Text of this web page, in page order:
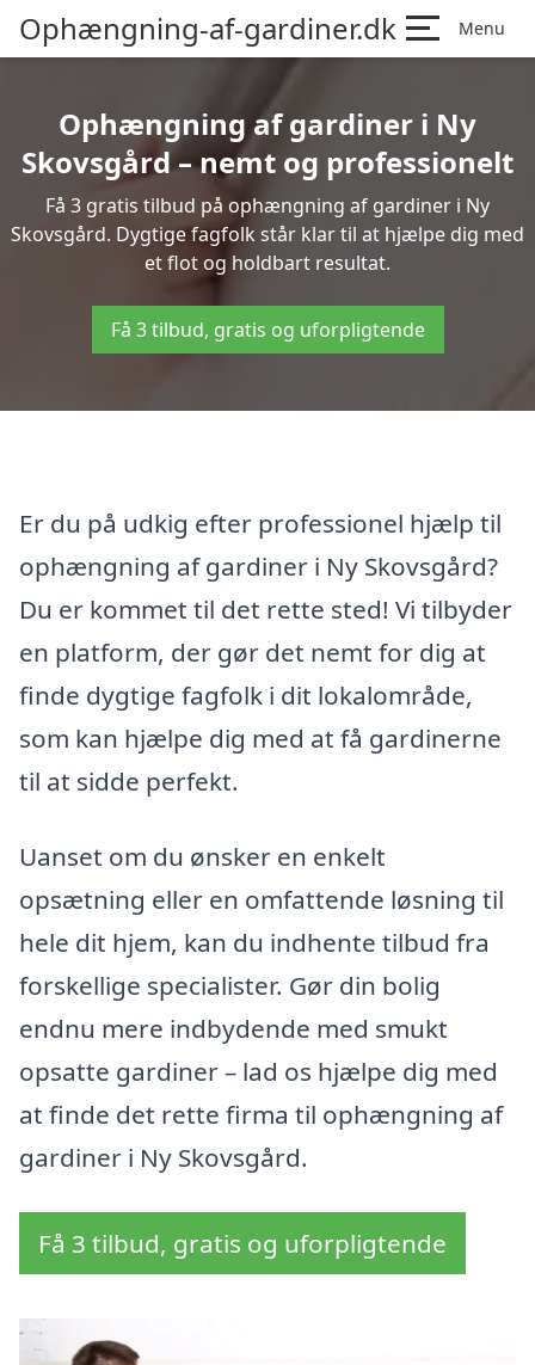
Ophængning-af-gardiner.dk Menu
Ophængning af gardiner i Ny
Skovsgård – nemt og professionelt
Få 3 gratis tilbud på ophængning af gardiner i Ny
Skovsgård. Dygtige fagfolk står klar til at hjælpe dig med
et flot og holdbart resultat.
Få 3 tilbud, gratis og uforpligtende
Er du på udkig efter professionel hjælp til
ophængning af gardiner i Ny Skovsgård?
Du er kommet til det rette sted! Vi tilbyder
en platform, der gør det nemt for dig at
finde dygtige fagfolk i dit lokalområde,
som kan hjælpe dig med at få gardinerne
til at sidde perfekt.
Uanset om du ønsker en enkelt
opsætning eller en omfattende løsning til
hele dit hjem, kan du indhente tilbud fra
forskellige specialister. Gør din bolig
endnu mere indbydende med smukt
opsatte gardiner – lad os hjælpe dig med
at finde det rette firma til ophængning af
gardiner i Ny Skovsgård.
Få 3 tilbud, gratis og uforpligtende